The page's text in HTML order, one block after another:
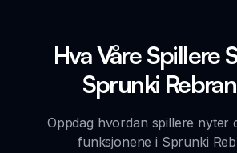
Hva Våre Spillere
Sprunki
Oppdag hvordan spillere nyter
funksjonene i Sprunki